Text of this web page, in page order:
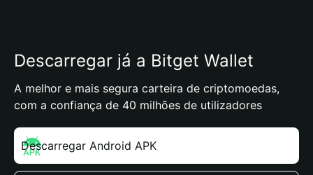
Descarregar já a Bitget Wallet
A melhor e mais segura carteira de criptomoedas,
com a confiança de 40 milhões de utilizadores
Descarregar Android APK